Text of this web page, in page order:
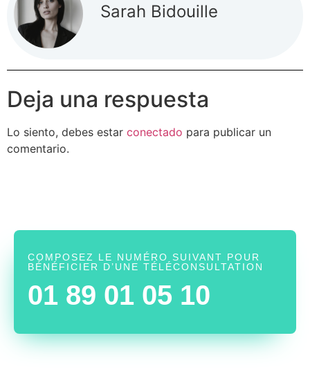
Sarah Bidouille
Deja una respuesta
Lo siento, debes estar conectado para publicar un
comentario.
COMPOSEZ LE NUMÉRO SUIVANT POUR
BÉNÉFICIER D’UNE TÉLÉCONSULTATION
01 89 01 05 10